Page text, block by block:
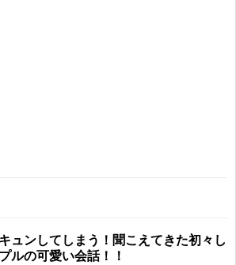
ュンしてしまう！聞こえてきた初々し
ルの可愛い会話！！